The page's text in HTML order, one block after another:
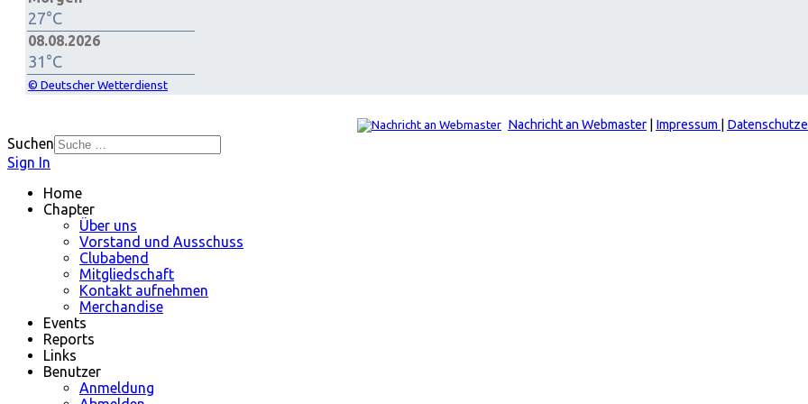
27°C
08.08.2026
31°C
© Deutscher Wetterdienst
Nachricht an Webmaster Impressum
Suchen
Sign In
Home
Chapter
Über uns
Vorstand und Ausschuss
Clubabend
Mitgliedschaft
Kontakt aufnehmen
Merchandise
Events
Reports
Links
Benutzer
Anmeldung